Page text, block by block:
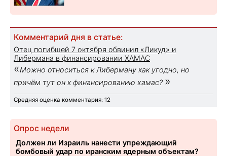
Комментарий дня в статье:
Отец погибшей 7 октября обвинил «Ликуд» и
Либермана в финансировании ХАМАС
«Можно относиться к Либерману как угодно, но
причём тут он к финансированию хамас? »
Средняя оценка комментария: 12
Опрос недели
Должен ли Израиль нанести упреждающий
бомбовый удар по иранским ядерным объектам?